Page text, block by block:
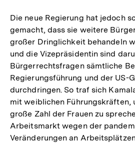
Die neue Regierung hat jedoch
gemacht, dass sie weitere
großer Dringlichkeit behandeln
und die Vizepräsidentin sind
Bürgerrechtsfragen sämtliche
Regierungsführung und der US-
durchdringen. So traf sich
mit weiblichen Führungskräften,
große Zahl der Frauen zu
Arbeitsmarkt wegen der
Veränderungen an